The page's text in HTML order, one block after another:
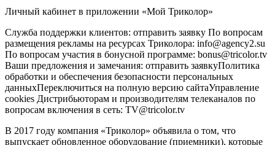
Личный кабинет в приложении «Мой Триколор»
Служба поддержки клиентов: отправить заявку По вопросам
размещения рекламы на ресурсах Триколора: info@agency2.su
По вопросам участия в бонусной программе: bonus@tricolor.tv
Ваши предложения и замечания: отправить заявкуПолитика
обработки и обеспечения безопасности персональных
данныхПереключиться на полную версию сайтаУправление
cookies Дистрибьюторам и производителям телеканалов по
вопросам включения в сеть: TV@tricolor.tv
В 2017 году компания «Триколор» объявила о том, что
выпускает обновленное оборудование (приемники), которые